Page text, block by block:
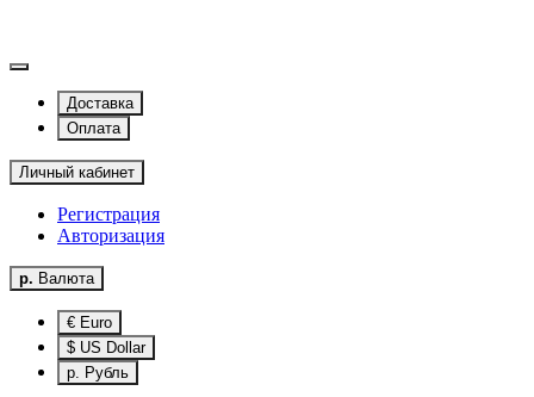
Доставка
Оплата
Личный кабинет
Регистрация
Авторизация
р. Валюта
€ Euro
$ US Dollar
р. Рубль